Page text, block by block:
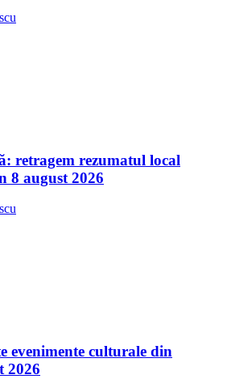
retragem rezumatul local
8 august 2026
evenimente culturale din
2026